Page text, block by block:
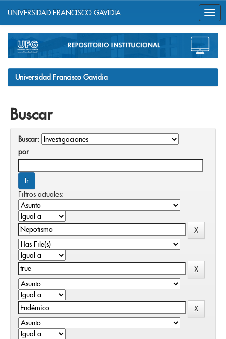
navigation
UNIVERSIDAD FRANCISCO GAVIDIA
Universidad Francisco Gavidia
Buscar
Buscar:
por
Filtros actuales: